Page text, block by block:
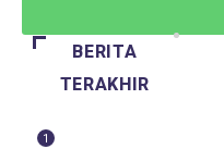
BERITA
TERAKHIR
1